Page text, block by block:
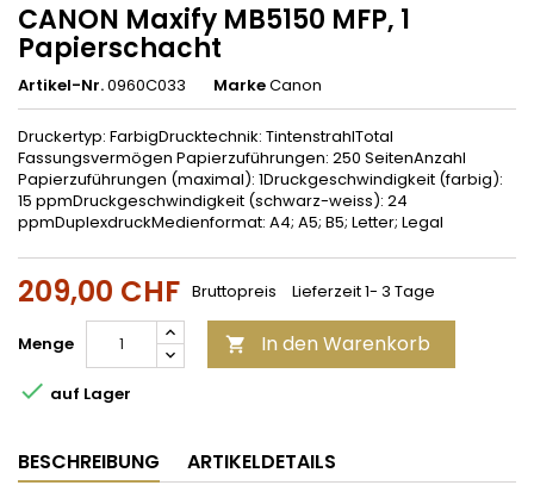
CANON Maxify MB5150 MFP, 1
Papierschacht
Artikel-Nr.0960C033 MarkeCanon
Druckertyp: FarbigDrucktechnik: TintenstrahlTotal
Fassungsvermögen Papierzuführungen: 250 SeitenAnzahl
Papierzuführungen (maximal): 1Druckgeschwindigkeit (farbig):
15 ppmDruckgeschwindigkeit (schwarz-weiss): 24
ppmDuplexdruckMedienformat: A4; A5; B5; Letter; Legal
209,00 CHF Bruttopreis Lieferzeit 1- 3 Tage
Menge  In den Warenkorb
 auf Lager
BESCHREIBUNG ARTIKELDETAILS